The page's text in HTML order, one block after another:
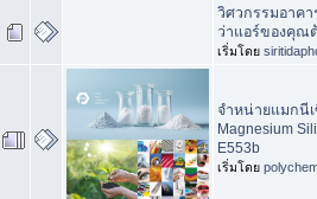
วิศวกรรมอาค
ว่าแอร์ของคุณ
เริ่มโดย
จำหน่ายแมกนี
Magnesium
E553b
เริ่มโดย